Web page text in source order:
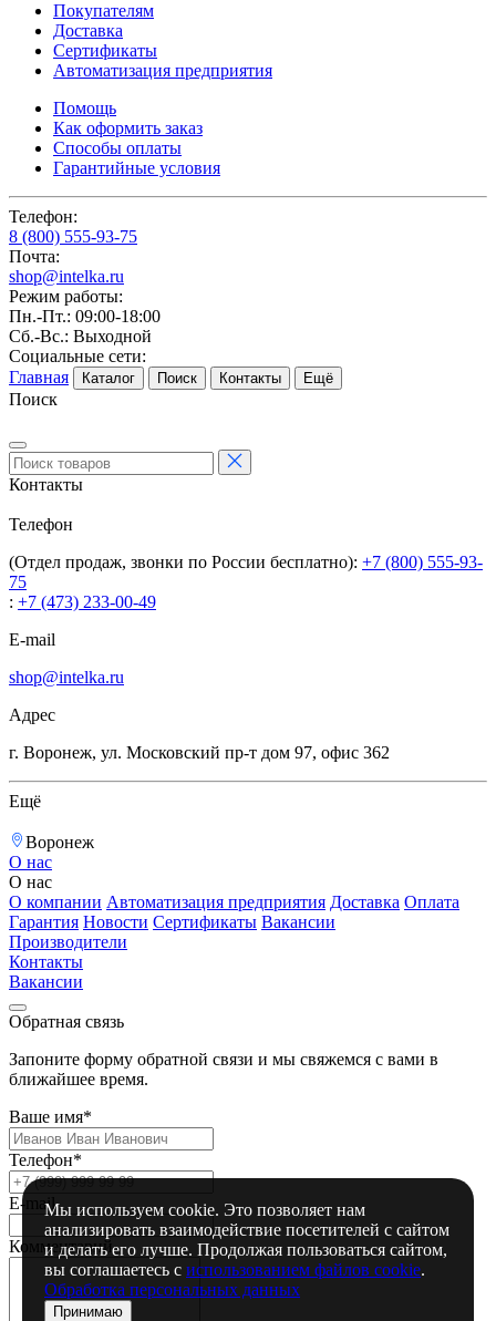
Покупателям
Доставка
Сертификаты
Автоматизация предприятия
Помощь
Как оформить заказ
Способы оплаты
Гарантийные условия
Телефон:
8 (800) 555-93-75
Почта:
shop@intelka.ru
Режим работы:
Пн.-Пт.: 09:00-18:00
Сб.-Вс.: Выходной
Социальные сети:
Главная
Каталог Поиск Контакты Ещё
Поиск
Контакты
Телефон
(Отдел продаж, звонки по России бесплатно): +7 (800) 555-93-
75
: +7 (473) 233-00-49
E-mail
shop@intelka.ru
Адрес
г. Воронеж, ул. Московский пр-т дом 97, офис 362
Ещё
Воронеж
О нас
О нас
О компании Автоматизация предприятия Доставка Оплата
Гарантия Новости Сертификаты Вакансии
Производители
Контакты
Вакансии
Обратная связь
Запоните форму обратной связи и мы свяжемся с вами в
ближайшее время.
Ваше имя*
Телефон*
E-mail
Комментарий
Мы используем cookie. Это позволяет нам
анализировать взаимодействие посетителей с сайтом
и делать его лучше. Продолжая пользоваться сайтом,
вы соглашаетесь с использованием файлов cookie.
Обработка персональных данных
Принимаю